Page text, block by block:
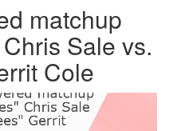
matchup
Sale vs.
Cole